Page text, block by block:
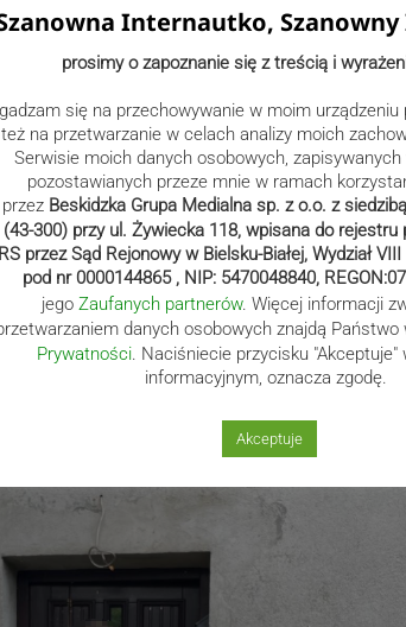
Internautko,
prosimy o zapoznanie się z treścią i
się na przechowywanie w moim urządzeniu
też na przetwarzanie w celach analizy moich
Serwisie moich danych osobowych,
pozostawianych przeze mnie w ramach
przez Beskidzka Grupa Medialna sp. z o.o. z
(43-300) przy ul. Żywiecka 118, wpisana do rejestru
przez Sąd Rejonowy w Bielsku-Białej, Wydział
pod nr 0000144865 , NIP: 5470048840,
jego Zaufanych partnerów. Więcej informacji
danych osobowych znajdą Państwo
Prywatności . Naciśniecie przycisku
informacyjnym, oznacza zgodę.
Akceptuje